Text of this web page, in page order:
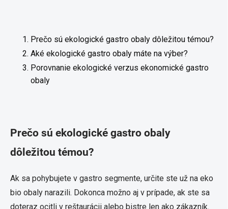
Prečo sú ekologické gastro obaly dôležitou témou?
Aké ekologické gastro obaly máte na výber?
Porovnanie ekologické verzus ekonomické gastro
obaly
Prečo sú ekologické gastro obaly
dôležitou témou?
Ak sa pohybujete v gastro segmente, určite ste už na eko
bio obaly narazili. Dokonca možno aj v prípade, ak ste sa
doteraz ocitli v reštaurácii alebo bistre len ako zákazník.